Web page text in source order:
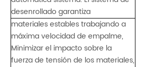
desenrollado garantiza
materiales estables trabajando a
máxima velocidad de empalme,
Minimizar el impacto sobre la
fuerza de tensión de los materiales,